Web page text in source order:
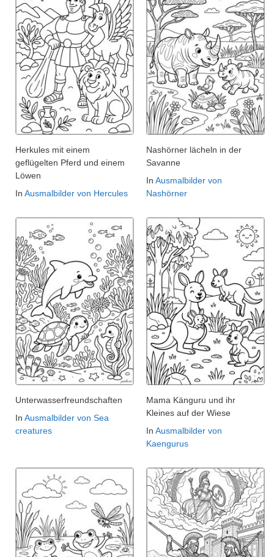
Herkules mit einem
geflügelten Pferd und einem
Löwen
In Ausmalbilder von Hercules
Nashörner lächeln in der
Savanne
In Ausmalbilder von
Nashörner
Unterwasserfreundschaften
In Ausmalbilder von Sea
creatures
Mama Känguru und ihr
Kleines auf der Wiese
In Ausmalbilder von
Kaengurus